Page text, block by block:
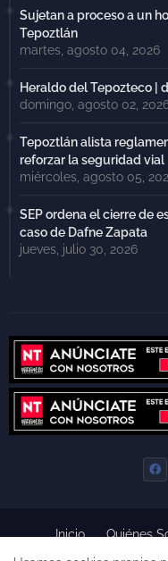
Sujetan a proceso a un
Tepoztlán
martes, agosto 04, 2026
Heraldo del Tepozteco |
domingo, agosto 02,
Tepoztlán alista
reforzar la seguridad vial
miércoles, agosto 05,
SEP ordena el cierre de
caso de Dafne Zapata
jueves, julio 30, 2026
Inicio Quiénes
Derecho de Réplica